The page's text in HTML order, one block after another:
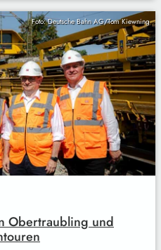
Foto: Deutsche Bahn AG/Tom Kiewning
Obertraubling und